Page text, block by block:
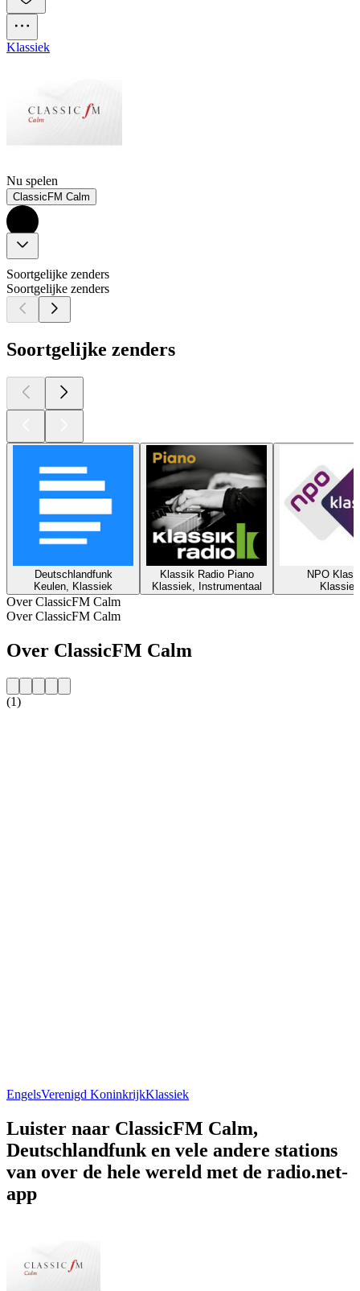
Klassiek
Nu spelen
ClassicFM Calm
Soortgelijke zenders
Soortgelijke zenders
Soortgelijke zenders
Deutschlandfunk
Keulen, Klassiek
Klassik Radio Piano
Klassiek, Instrumentaal
NPO
Klassiek
Over ClassicFM Calm
Over ClassicFM Calm
Over ClassicFM Calm
(1)
EngelsVerenigd KoninkrijkKlassiek
Luister naar ClassicFM Calm,
Deutschlandfunk en vele andere stations
van over de hele wereld met de radio.net-
app